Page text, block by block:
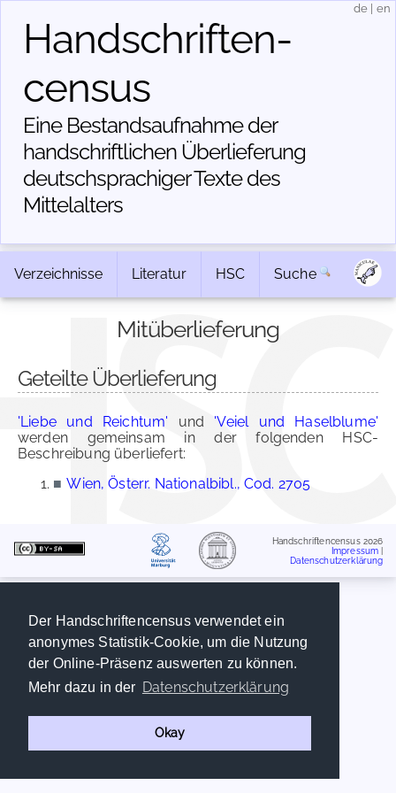
Der Handschriftencensus verwendet ein
anonymes Statistik-Cookie, um die Nutzung
der Online-Präsenz auswerten zu können.
Mehr dazu in der Datenschutzerklärung
Okay
Handschriften­
census
Eine Bestandsaufnahme der
handschriftlichen Über­lieferung
deutschsprachiger Texte des
Mittelalters
de en
Verzeichnisse Literatur HSC Suche
Mitüberlieferung
Geteilte Überlieferung
'Liebe und Reichtum' und 'Veiel und Haselblume'
werden gemeinsam in der folgenden HSC-
Beschreibung überliefert:
■ Wien, Österr. Nationalbibl., Cod. 2705
Handschriftencensus 2026
Impressum
Datenschutzerklärung